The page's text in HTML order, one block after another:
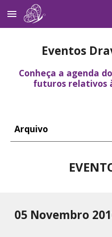
Skip to main content
Eventos
Conheça a agenda
futuros relativos
Arquivo
05 Novembro